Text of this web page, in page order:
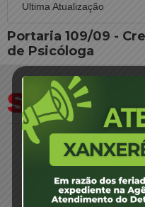
Ultima Atualização
Portaria 109/09 -
de Psicóloga